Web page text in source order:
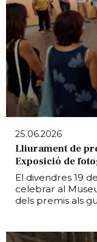
25.06.2026
Lliurament de
Exposició de
El divendres 19
celebrar al
dels premis als